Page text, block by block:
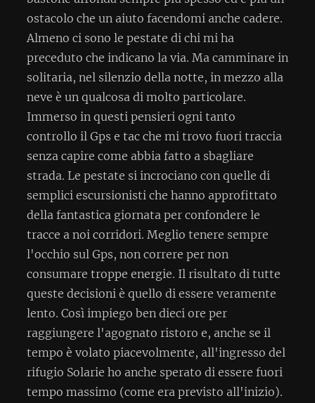
ostacolo che un aiuto facendomi anche cadere.
Almeno ci sono le pestate di chi mi ha
preceduto che indicano la via. Ma camminare in
solitaria, nel silenzio della notte, in mezzo alla
neve è un qualcosa di molto particolare.
Immerso in questi pensieri ogni tanto
controllo il Gps e tac che mi trovo fuori traccia
senza capire come abbia fatto a sbagliare
strada. Le pestate si incrociano con quelle di
semplici escursionisti che hanno approfittato
della fantastica giornata per confondere le
tracce a noi corridori. Meglio tenere sempre
l'occhio sul Gps, non correre per non
consumare troppe energie. Il risultato di tutte
queste decisioni è quello di essere veramente
lento. Così impiego ben dieci ore per
raggiungere l'agognato ristoro e, anche se il
tempo è volato piacevolmente, all'ingresso del
rifugio Solarie ho anche sperato di essere fuori
tempo massimo (come era previsto all'inizio).